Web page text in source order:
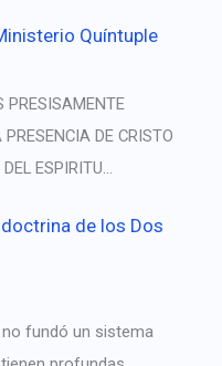
Quíntuple
PRESISAMENTE
DE CRISTO
ESPIRITU…
de los Dos
no fundó un sistema